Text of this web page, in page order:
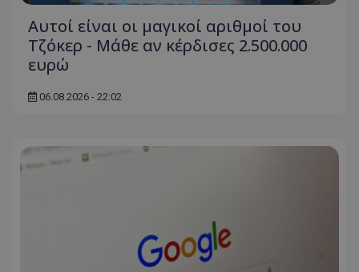
Αυτοί είναι οι μαγικοί αριθμοί του
Τζόκερ - Μάθε αν κέρδισες 2.500.000
ευρώ
06.08.2026 - 22:02